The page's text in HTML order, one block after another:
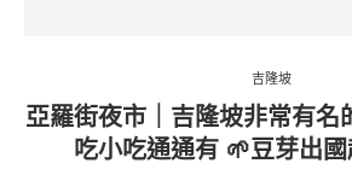
吉隆坡
亞羅街夜市｜吉隆坡非常有名
吃小吃通通有 🌱豆芽出